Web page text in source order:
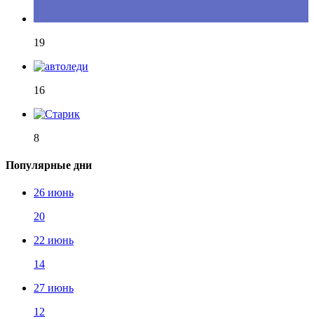
19
16
8
Популярные дни
26 июнь
20
22 июнь
14
27 июнь
12